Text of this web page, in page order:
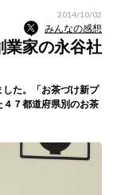
2014/10/02
みんなの感想
家の永谷社
した。「お茶づけ新プ
７都道府県別のお茶